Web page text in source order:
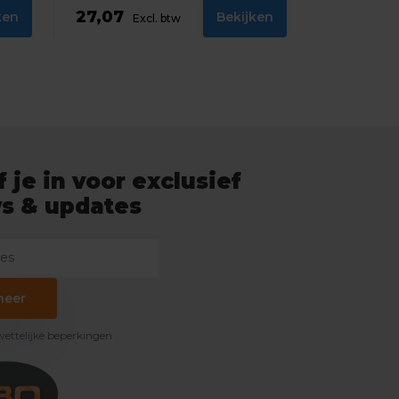
27,07 Excl. btw Bekijken
je in voor exclusief
& updates
beperkingen